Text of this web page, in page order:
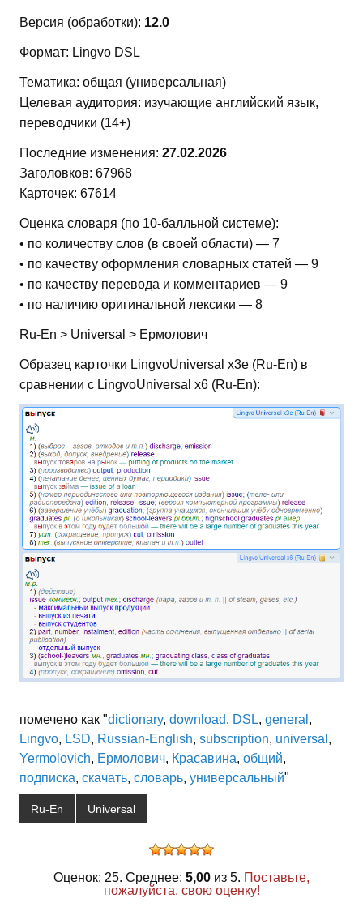
Версия (обработки): 12.0
Формат: Lingvo DSL
Тематика: общая (универсальная)
Целевая аудитория: изучающие английский язык,
переводчики (14+)
Последние изменения: 27.02.2026
Заголовков: 67968
Карточек: 67614
Оценка словаря (по 10-балльной системе):
• по количеству слов (в своей области) — 7
• по качеству оформления словарных статей — 9
• по качеству перевода и комментариев — 9
• по наличию оригинальной лексики — 8
Ru-En > Universal > Ермолович
Образец карточки LingvoUniversal x3e (Ru-En) в
сравнении с LingvoUniversal x6 (Ru-En):
помечено как "dictionary, download, DSL, general ,
Lingvo, LSD, Russian-English, subscription, universal ,
Yermolovich, Ермолович, Красавина, общий,
подписка, скачать, словарь, универсальный"
Ru-En Universal
Оценок: 25. Среднее: 5,00 из 5. Поставьте,
пожалуйста, свою оценку!